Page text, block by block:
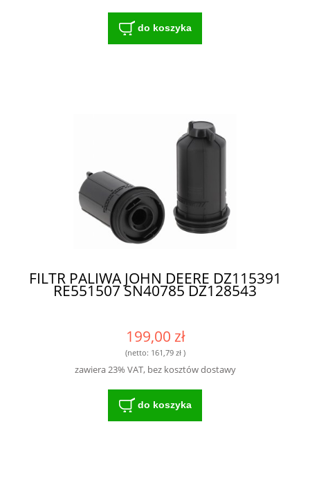
do koszyka
FILTR PALIWA JOHN DEERE DZ115391
RE551507 SN40785 DZ128543
199,00 zł
(netto: 161,79 zł)
zawiera 23% VAT, bez kosztów dostawy
do koszyka